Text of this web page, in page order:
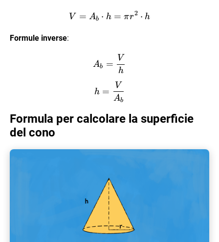
V = A_b \cdot h = \pi
V = Ab ⋅ h = πr2 ⋅ h
Formule inverse:
A_b =\dfrac{V}{h}
Ab =
h
V
h = \dfrac{V}{A_b}
h =
Ab
V
Formula per calcolare la superficie
del cono